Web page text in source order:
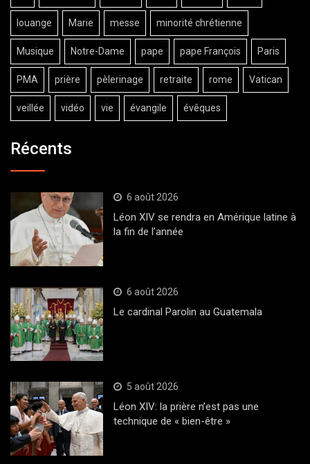
louange Marie messe minorité chrétienne
Musique Notre-Dame pape pape François Paris
PMA prière pèlerinage retraite rome Vatican
veillée vidéo vie évangile évêques
Récents
6 août 2026
Léon XIV se rendra en Amérique latine à
la fin de l’année
6 août 2026
Le cardinal Parolin au Guatemala
5 août 2026
Léon XIV: la prière n’est pas une
technique de « bien-être »